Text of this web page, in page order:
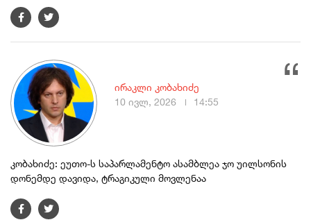
კობახიძე: ეუთო-ს საპარლამენტო ასამბლეა ჯო უილსონის
დონემდე დავიდა, ტრაგიკული მოვლენაა
ირაკლი კობახიძე
10 ივლ, 2026
14:55